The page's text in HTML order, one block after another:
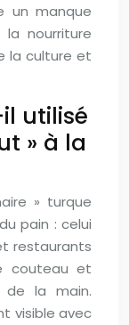
un manque
nourriture
la culture et
utilisé
» à la
» turque
pain : celui
restaurants
couteau et
de la main.
visible avec